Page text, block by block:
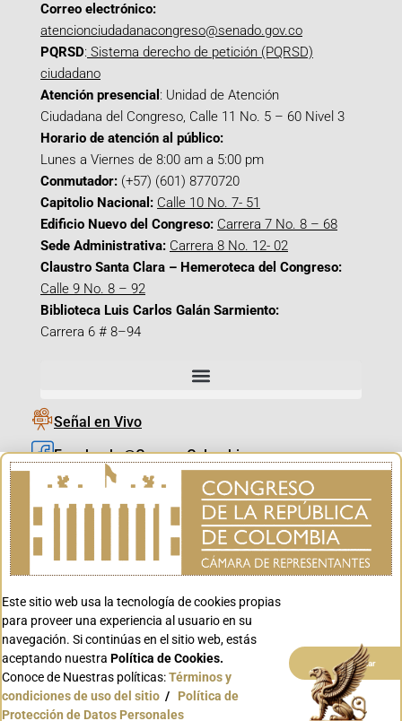
Correo electrónico:
atencionciudadanacongreso@senado.gov.co
PQRSD: Sistema derecho de petición (PQRSD)
ciudadano
Atención presencial : Unidad de Atención
Ciudadana del Congreso, Calle 11 No. 5 – 60 Nivel 3
Horario de atención al público:
Lunes a Viernes de 8:00 am a 5:00 pm
Conmutador: (+57) (601) 8770720
Capitolio Nacional: Calle 10 No. 7- 51
Edificio Nuevo del Congreso: Carrera 7 No. 8 – 68
Sede Administrativa: Carrera 8 No. 12- 02
Claustro Santa Clara – Hemeroteca del Congreso:
Calle 9 No. 8 – 92
Biblioteca Luis Carlos Galán Sarmiento:
Carrera 6 # 8–94
Señal en Vivo
Facebook_@CamaraColombia
Instagram_@CamaraColombia
X_@CamaraColombia
Youtube_@CamaraColombia
Youtube_@CanalCongreso
Conoce GOV.CO
Este sitio web usa la tecnología de cookies propias
para proveer una experiencia al usuario en su
navegación. Si continúas en el sitio web, estás
aceptando nuestra Política de Cookies.
Conoce de Nuestras políticas:Términos y
condiciones de uso del sitio / Política de
Protección de Datos Personales
Aceptar